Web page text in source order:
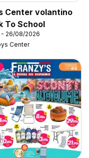
Center volantino
To School
- 26/08/2026
Center